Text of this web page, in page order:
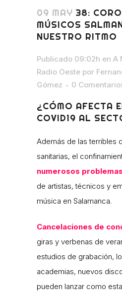
09 MAY 38:
MÚSICOS
NUESTRO RITMO
Publicado 09:02h en A
Radio Oeste por
Gómez
0
¿CÓMO AFECTA
COVID19 AL
Además de las terribles
sanitarias, el
numerosos problemas
de artistas, técnicos y
música en Salamanca.
Cancelaciones de
giras y verbenas de
estudios de grabación,
academias, nuevos
pueden lanzar como